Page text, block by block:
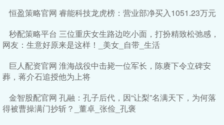
恒盈策略官网 睿能科技龙虎榜：营业部净买入1051.23万元
秒配策略平台 三位重庆女生路边吃小面，打扮精致松弛感，
网友：生意好原来是这样！_美女_自带_生活
巨人配资官网 淮海战役中击毙一位军长，陈赓下令立碑安
葬，蒋介石追授他为上将
金智股配官网 孔融：孔子后代，因“让梨”名满天下，为何落
得被曹操满门抄斩？_董卓_张俭_孔褒